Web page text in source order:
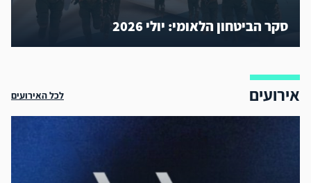
סקר הביטחון הלאומי: יולי 2026
אירועים לכל האירועים